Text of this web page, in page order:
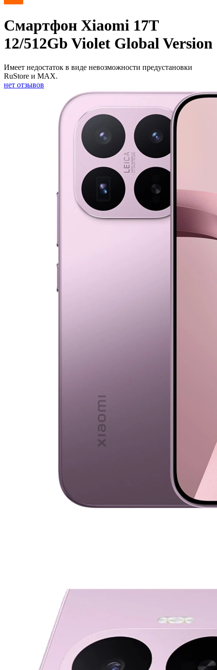
Смартфон Xiaomi 17T
12/512Gb Violet Global Version
Имеет недостаток в виде невозможности предустановки
RuStore и MAX.
нет отзывов